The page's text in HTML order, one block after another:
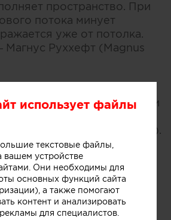
пространство. При
потока минует
уже от потолка.
Магнус Руххефт (Magnus
Scherer)
кожаных сумок и
(что в переводе с
«приятель, компаньон»).
максимально простую
места
красивых складок –
внимание к
самой кожи как
того, простота кроя без
использует файлы
текстовые файлы,
устройстве
Они необходимы для
основных функций сайта
а также помогают
контент и анализировать
для специалистов.